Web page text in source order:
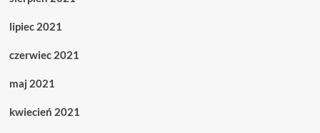
lipiec 2021
czerwiec 2021
maj 2021
kwiecień 2021